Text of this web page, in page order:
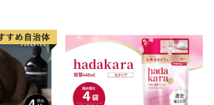
蓄 防災 エコ 消耗品 生活雑貨
生活用品 無香料 トイレット
ペーパー ダブル といれっと
ぺーぱー トイレ クレシア ト
イレットペーパー [BDBH002
-1]